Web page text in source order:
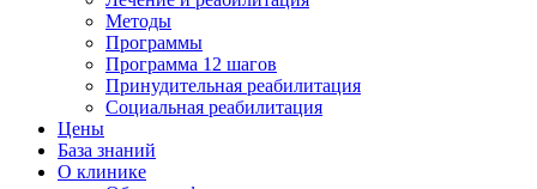
Методы
Программы
Программа 12 шагов
Принудительная реабилитация
Социальная реабилитация
Цены
База знаний
О клинике